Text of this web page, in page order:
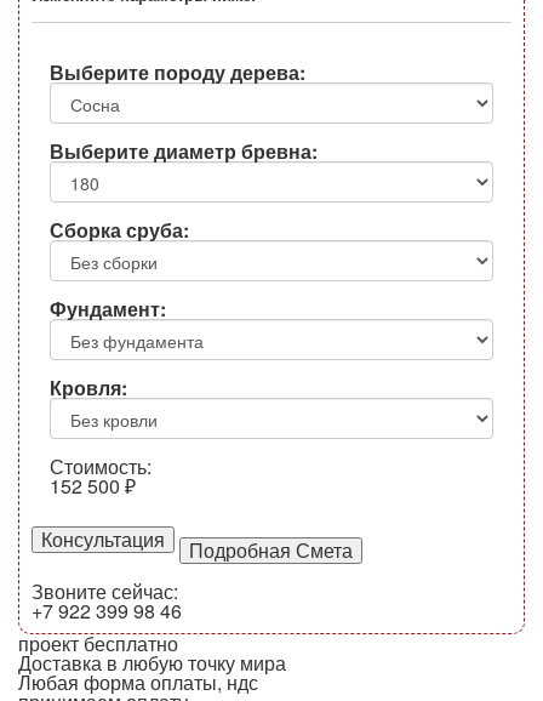
Выберите породу дерева:
Выберите диаметр бревна:
Сборка сруба:
Фундамент:
Кровля:
Стоимость:
152 500 ₽
Консультация
Звоните сейчас:
+7 922 399 98 46
проект бесплатно
Доставка в любую точку мира
Любая форма оплаты, ндс